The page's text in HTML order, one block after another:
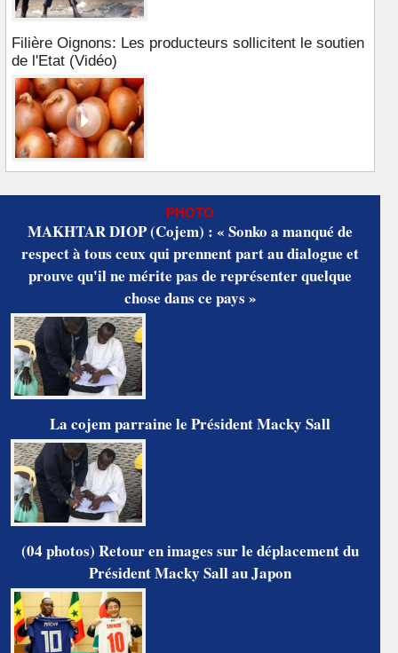
Filière Oignons: Les producteurs sollicitent le soutien
de l'Etat (Vidéo)
PHOTO
MAKHTAR DIOP (Cojem) : « Sonko a manqué de
respect à tous ceux qui prennent part au dialogue et
prouve qu'il ne mérite pas de représenter quelque
chose dans ce pays »
La cojem parraine le Président Macky Sall
(04 photos) Retour en images sur le déplacement du
Président Macky Sall au Japon